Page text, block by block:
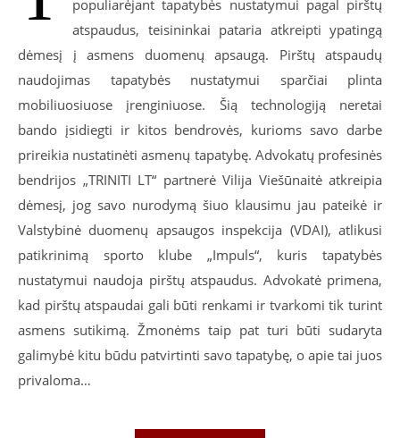
populiarėjant tapatybės nustatymui pagal pirštų
atspaudus, teisininkai pataria atkreipti ypatingą
dėmesį į asmens duomenų apsaugą. Pirštų atspaudų
naudojimas tapatybės nustatymui sparčiai plinta
mobiliuosiuose įrenginiuose. Šią technologiją neretai
bando įsidiegti ir kitos bendrovės, kurioms savo darbe
prireikia nustatinėti asmenų tapatybę. Advokatų profesinės
bendrijos „TRINITI LT“ partnerė Vilija Viešūnaitė atkreipia
dėmesį, jog savo nurodymą šiuo klausimu jau pateikė ir
Valstybinė duomenų apsaugos inspekcija (VDAI), atlikusi
patikrinimą sporto klube „Impuls“, kuris tapatybės
nustatymui naudoja pirštų atspaudus. Advokatė primena,
kad pirštų atspaudai gali būti renkami ir tvarkomi tik turint
asmens sutikimą. Žmonėms taip pat turi būti sudaryta
galimybė kitu būdu patvirtinti savo tapatybę, o apie tai juos
privaloma…